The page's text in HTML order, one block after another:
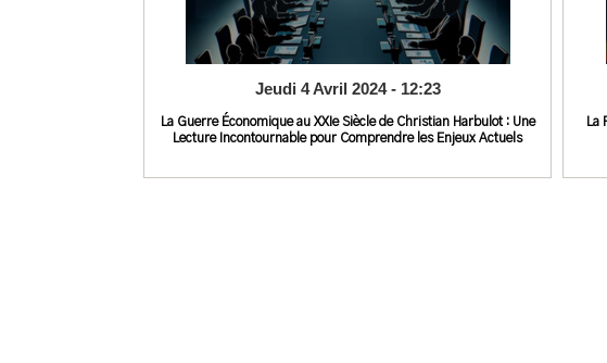
Jeudi 4 Avril 2024 - 12:23
La Guerre Économique au XXIe Siècle de Christian Harbulot : Une
Lecture Incontournable pour Comprendre les Enjeux Actuels
La